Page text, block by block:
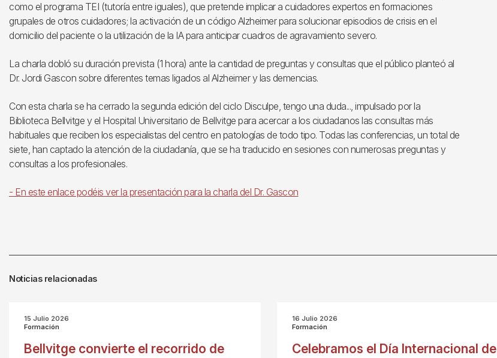
como el programa TEI (tutoría entre iguales), que pretende implicar a cuidadores expertos en formaciones
grupales de otros cuidadores; la activación de un código Alzheimer para solucionar episodios de crisis en el
domicilio del paciente o la utilización de la IA para anticipar cuadros de agravamiento severo.
La charla dobló su duración prevista (1 hora) ante la cantidad de preguntas y consultas que el público planteó al
Dr. Jordi Gascon sobre diferentes temas ligados al Alzheimer y las demencias.
Con esta charla se ha cerrado la segunda edición del ciclo Disculpe, tengo una duda..., impulsado por la
Biblioteca Bellvitge y el Hospital Universitario de Bellvitge para acercar a los ciudadanos las consultas más
habituales que reciben los especialistas del centro en patologías de todo tipo. Todas las conferencias, un total de
siete, han captado la atención de la ciudadanía, que se ha traducido en sesiones con numerosas preguntas y
consultas a los profesionales.
- En este enlace podéis ver la presentación para la charla del Dr. Gascon
Noticias relacionadas
15 Julio 2026
Formación
Bellvitge convierte el recorrido de
16 Julio 2026
Formación
Celebramos el Día Internacional de